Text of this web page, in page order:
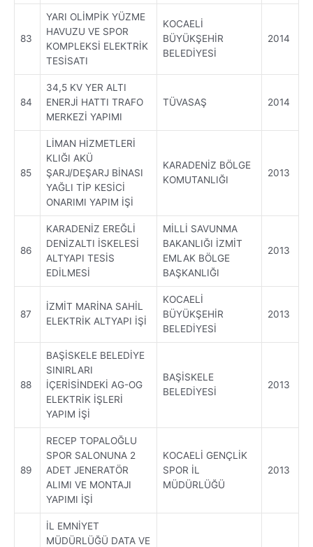
83
YARI OLİMPİK YÜZME
HAVUZU VE SPOR
KOMPLEKSİ ELEKTRİK
TESİSATI
KOCAELİ
BÜYÜKŞEHİR
BELEDİYESİ
2014
84
34,5 KV YER ALTI
ENERJİ HATTI TRAFO
MERKEZİ YAPIMI
TÜVASAŞ 2014
85
LİMAN HİZMETLERİ
KLIĞI AKÜ
ŞARJ/DEŞARJ BİNASI
YAĞLI TİP KESİCİ
ONARIMI YAPIM İŞİ
KARADENİZ BÖLGE
KOMUTANLIĞI
2013
86
KARADENİZ EREĞLİ
DENİZALTI İSKELESİ
ALTYAPI TESİS
EDİLMESİ
MİLLİ SAVUNMA
BAKANLIĞI İZMİT
EMLAK BÖLGE
BAŞKANLIĞI
2013
87
İZMİT MARİNA SAHİL
ELEKTRİK ALTYAPI İŞİ
KOCAELİ
BÜYÜKŞEHİR
BELEDİYESİ
2013
88
BAŞİSKELE BELEDİYE
SINIRLARI
İÇERİSİNDEKİ AG-OG
ELEKTRİK İŞLERİ
YAPIM İŞİ
BAŞİSKELE
BELEDİYESİ
2013
89
RECEP TOPALOĞLU
SPOR SALONUNA 2
ADET JENERATÖR
ALIMI VE MONTAJI
YAPIMI İŞİ
KOCAELİ GENÇLİK
SPOR İL
MÜDÜRLÜĞÜ
2013
İL EMNİYET
MÜDÜRLÜĞÜ DATA VE